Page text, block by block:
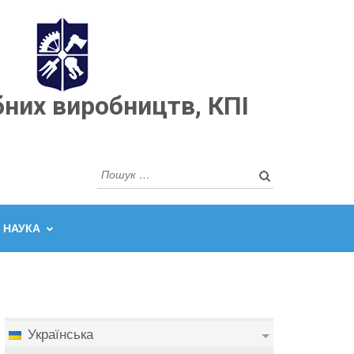
виробництв, КПІ
Пошук:
НАУКА
Українська